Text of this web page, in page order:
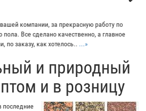
из гранита для своего дома. Больше
- индивидуальный подход к клиенту. Отец
очень доволен......»
и природный
и в розницу
последние